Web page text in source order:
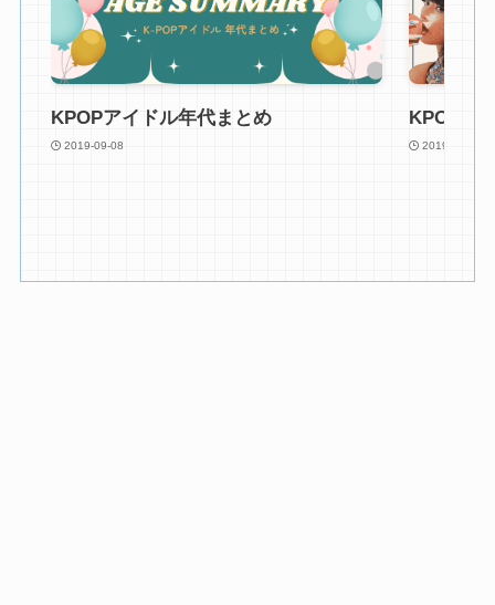
KPOPアイドル年代まとめ
2019-09-08
KPOPア
2019-08-22